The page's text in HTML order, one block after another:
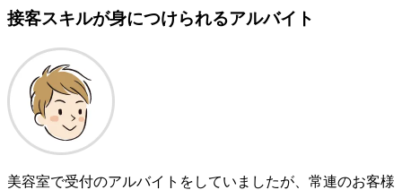
接客スキルが身につけられるアルバイト
美容室で受付のアルバイトをしていましたが、常連のお客様